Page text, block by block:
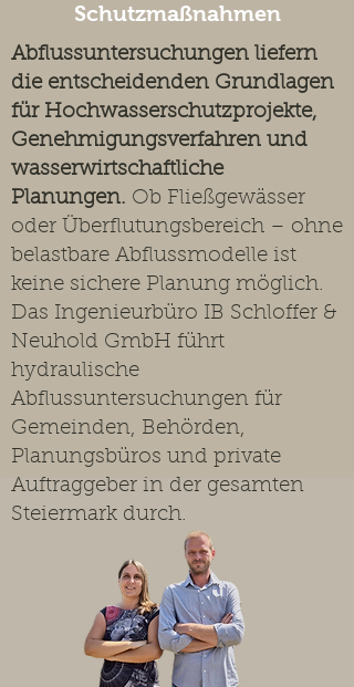
Schutzmaßnahmen
Abflussuntersuchungen liefern
die entscheidenden Grundlagen
für Hochwasserschutzprojekte,
Genehmigungsverfahren und
wasserwirtschaftliche
Planungen. Ob Fließgewässer
oder Überflutungsbereich – ohne
belastbare Abflussmodelle ist
keine sichere Planung möglich.
Das Ingenieurbüro IB Schloffer &
Neuhold GmbH führt
hydraulische
Abflussuntersuchungen für
Gemeinden, Behörden,
Planungsbüros und private
Auftraggeber in der gesamten
Steiermark durch.